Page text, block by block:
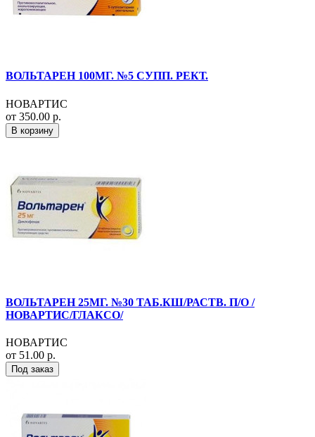
ВОЛЬТАРЕН 100МГ. №5 СУПП. РЕКТ.
НОВАРТИС
от 350.00 р.
В корзину
ВОЛЬТАРЕН 25МГ. №30 ТАБ.КШ/РАСТВ. П/О /
НОВАРТИС/ГЛАКСО/
НОВАРТИС
от 51.00 р.
Под заказ